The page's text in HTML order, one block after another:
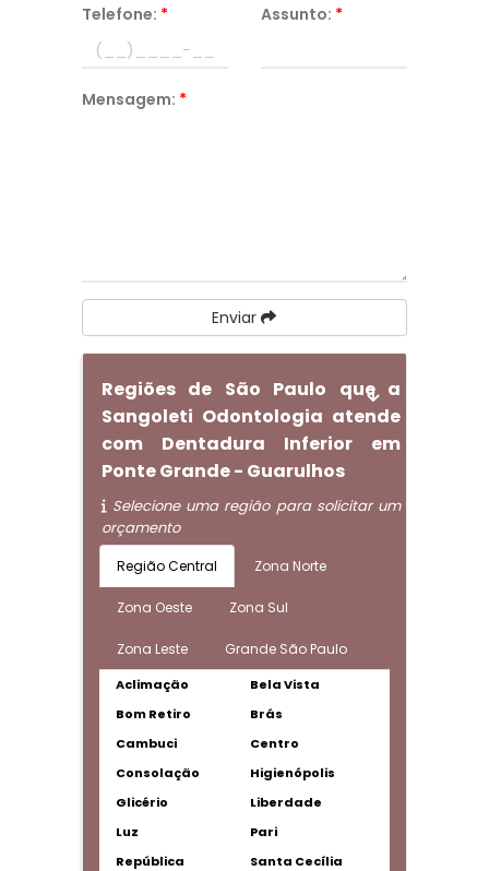
Telefone: * Assunto: *
Mensagem: *
Enviar
Regiões de São Paulo que a
Sangoleti Odontologia atende
com Dentadura Inferior em
Ponte Grande - Guarulhos
Selecione uma região para solicitar um
orçamento
Região Central Zona Norte
Zona Oeste Zona Sul
Zona Leste Grande São Paulo
Aclimação
Bela Vista
Bom Retiro
Brás
Cambuci
Centro
Consolação
Higienópolis
Glicério
Liberdade
Luz
Pari
República
Santa Cecília